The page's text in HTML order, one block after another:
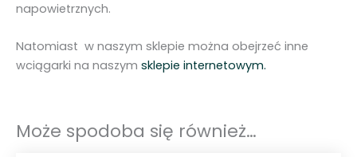
napowietrznych.
Natomiast w naszym sklepie można obejrzeć inne
wciągarki na naszym sklepie internetowym.
Może spodoba się również…